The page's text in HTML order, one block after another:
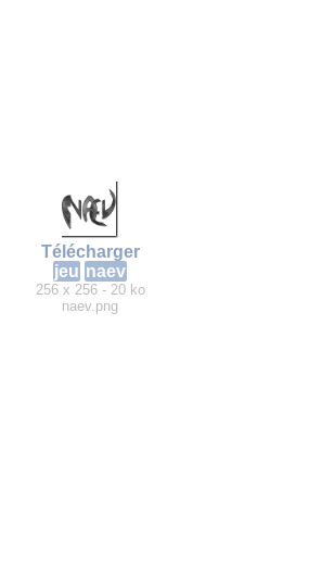
Télécharger
jeu naev
256 x 256 - 20 ko
naev.png